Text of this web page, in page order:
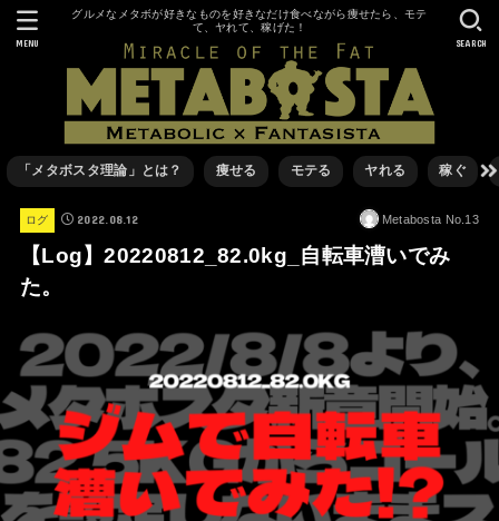
グルメなメタボが好きなものを好きなだけ食べながら痩せたら、モテ
て、ヤれて、稼げた！
「メタボスタ理論」とは？ 痩せる モテる ヤれる 稼ぐ
SEARCH
MENU
ログ 2022.08.12 Metabosta No.13
【Log】20220812_82.0kg_自転車漕いでみ
た。